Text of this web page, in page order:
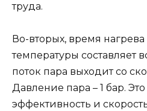
труда.
Во-вторых, время
температуры составляет
поток пара выходит со
Давление пара – 1 бар.
эффективность и